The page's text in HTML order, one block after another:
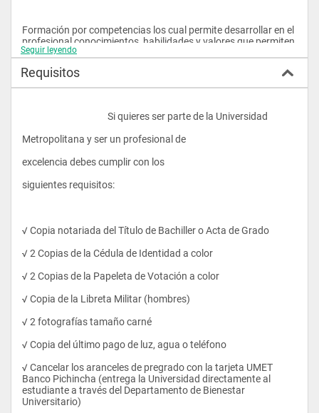
Formación por competencias los cual permite desarrollar en el
profesional conocimientos, habilidades y valores que permiten
desenvolverse en el campo laboral con excelencia.
de alcanzar un alto nivel de capacitación y actualización,
contraigan con responsabilidad los principios éticos y las
normas morales en su proceder en el campo social y laboral de
la hotelería y turismo.
Convenios con establecimientos turísticos y hoteleros que
PERFIL PROFESIONAL:
El Ingeniero en Gestión de Empresas Turística y Hoteleras es
un profesional de tercer nivel capacitado para: administrar,
emprender y evaluar, proyectos turísticos y hoteleros
orientados a la solución de problemas y al desarrollo del sector
turístico en el Ecuador con responsabilidad, honestidad,
tolerancia,  entrega y colaboración
Seguir leyendo
Requisitos
					Si quieres ser parte de la Universidad
Metropolitana y ser un profesional de
excelencia debes cumplir con los
siguientes requisitos:
√ Copia notariada del Título de Bachiller o Acta de Grado
√ 2 Copias de la Cédula de Identidad a color
√ 2 Copias de la Papeleta de Votación a color
√ Copia de la Libreta Militar (hombres)
√ 2 fotografías tamaño carné
√ Copia del último pago de luz, agua o teléfono
√ Cancelar los aranceles de pregrado con la tarjeta UMET
Banco Pichincha (entrega la Universidad directamente al
estudiante a través del Departamento de Bienestar
Universitario)